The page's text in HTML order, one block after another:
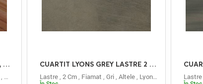
CUARTIT, MAGNIFIC, LASTRE, 2, LUSTRUIT
Magnific
CUARTIT LYONS GREY LASTRE 2 FIAMAT
Lastre, 2 Cm, Fiamat Gri, Altele, Lyons Grey Lastre,